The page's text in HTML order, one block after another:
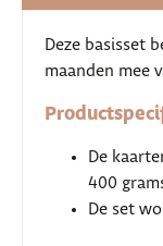
Deze basisset
maanden mee
De
400
De set